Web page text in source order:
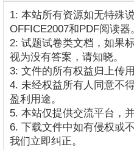
1: 本站所有资源如无特殊
OFFICE2007和PDF阅读器
2: 试题试卷类文档，如果
视为没有答案，请知晓。
3: 文件的所有权益归上传用
4. 未经权益所有人同意不
盈利用途。
5. 本站仅提供交流平台，
6. 下载文件中如有侵权或
我们立即纠正。